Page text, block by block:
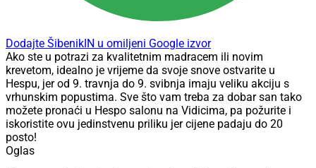
Dodajte ŠibenikIN u omiljeni Google izvor
Ako ste u potrazi za kvalitetnim madracem ili novim
krevetom, idealno je vrijeme da svoje snove ostvarite u
Hespu, jer od 9. travnja do 9. svibnja imaju veliku akciju s
vrhunskim popustima. Sve što vam treba za dobar san tako
možete pronaći u Hespo salonu na Vidicima, pa požurite i
iskoristite ovu jedinstvenu priliku jer cijene padaju do 20
posto!
Oglas